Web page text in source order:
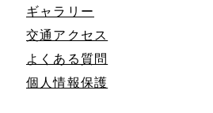
ギャラリー
交通アクセス
よくある質問
個人情報保護